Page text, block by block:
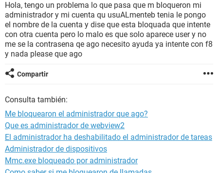
Hola, tengo un problema lo que pasa que m bloqueron mi
administrador y mi cuenta qu usuALmenteb tenia le pongo
el nombre de la cuenta y dise que esta bloquada que intente
con otra cuenta pero lo malo es que solo aparece user y no
me se la contrasena qe ago necesito ayuda ya intente con f8
y nada please que ago
Compartir
Consulta también:
Me bloquearon el administrador que ago?
Que es administrador de webview2
El administrador ha deshabilitado el administrador de tareas
Administrador de dispositivos
Mmc.exe bloqueado por administrador